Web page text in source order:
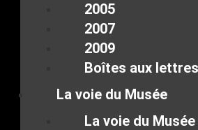
2005
2007
2009
Boîtes aux lettres
La voie du Musée
La voie du Musée